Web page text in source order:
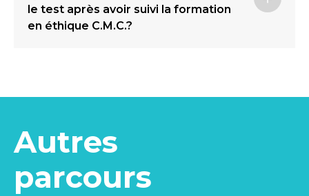
le test après avoir suivi la formation
en éthique C.M.C.?
Autres
parcours